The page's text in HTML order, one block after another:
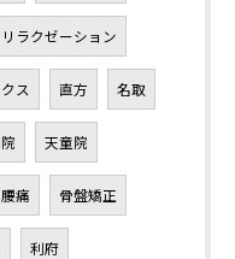
リラクゼーション
ス 直方 名取
天童院
腰痛 骨盤矯正
利府